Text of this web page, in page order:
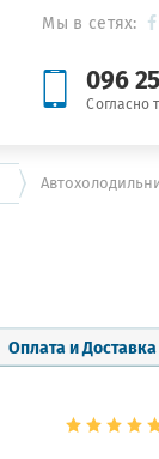
Мы в сетях:
096
Согласно
Оплата и Доставка